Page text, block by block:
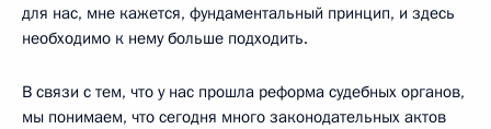
для нас, мне кажется, фундаментальный принцип, и здесь
необходимо к нему больше подходить.
В связи с тем, что у нас прошла реформа судебных органов,
мы понимаем, что сегодня много законодательных актов